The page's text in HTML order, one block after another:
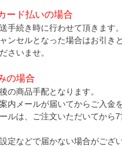
ード払いの場合
手続き時に行わせて頂きます。
ンセルとなった場合はお引き
さいませ。
の場合
の商品手配となります。
内メールが届いてからご入金
ルは、ご注文いただいてから
定などで届かない場合がござい